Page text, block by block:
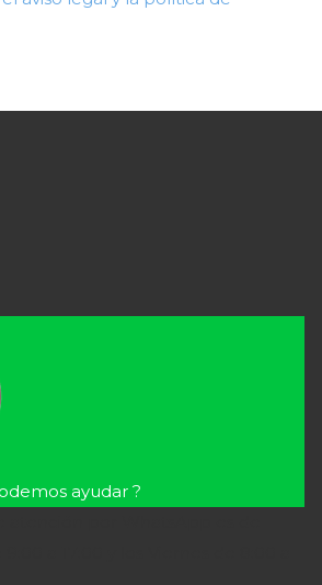
ayudar ?